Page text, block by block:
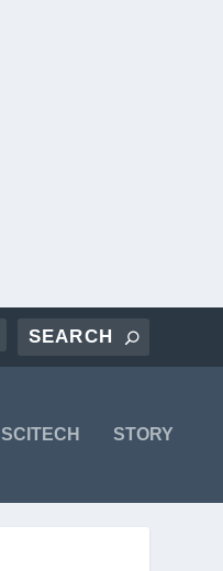
SCITECH STORY